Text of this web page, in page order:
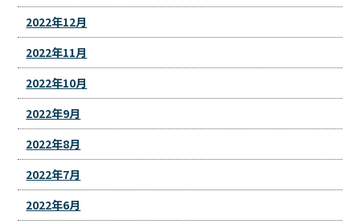
2022年12月
2022年11月
2022年10月
2022年9月
2022年8月
2022年7月
2022年6月